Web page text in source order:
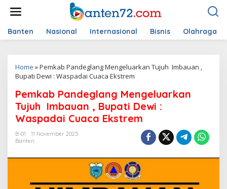
t
Banten Nasional Internasional Bisnis Olahraga
Home »Pemkab Pandeglang Mengeluarkan Tujuh Imbauan ,
Bupati Dewi : Waspadai Cuaca Ekstrem
Pemkab Pandeglang Mengeluarkan
Tujuh Imbauan , Bupati Dewi :
Waspadai Cuaca Ekstrem
B-01
11 November 2025
Banten